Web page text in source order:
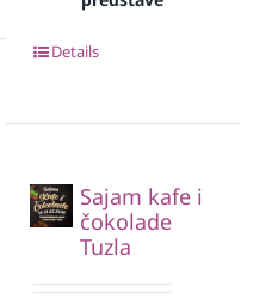
Details
Sajam kafe i
čokolade
Tuzla